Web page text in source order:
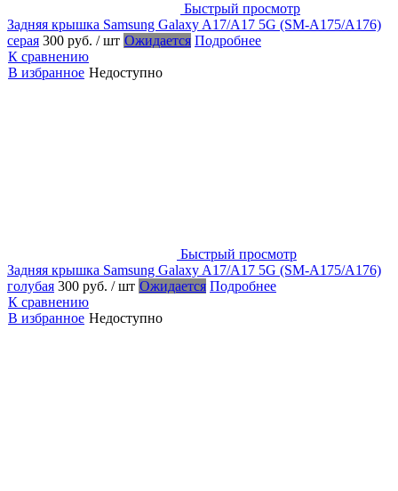
Быстрый просмотр
Задняя крышка Samsung Galaxy A17/A17 5G (SM-A175/A176)
серая 300 руб. / шт Ожидается Подробнее
К сравнению
В избранное Недоступно
Быстрый просмотр
Задняя крышка Samsung Galaxy A17/A17 5G (SM-A175/A176)
голубая 300 руб. / шт Ожидается Подробнее
К сравнению
В избранное Недоступно